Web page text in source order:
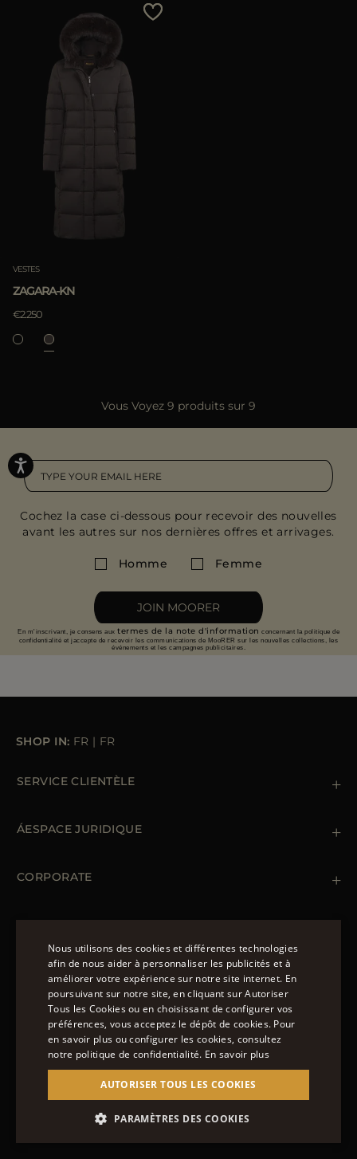
VESTES
ZAGARA-KN
€2.250
Vous Voyez 9 produits sur 9
Cochez la case ci-dessous pour recevoir des nouvelles
avant les autres sur nos dernières offres et arrivages.
Homme Femme
JOIN MOORER
En m'inscrivant, je consens aux termes de la note d'information concernant la politique de
confidentialité et jaccepte de recevoir les communications de MooRER sur les nouvelles collections, les
événements et les campagnes publicitaires.
SHOP IN: FR | FR
SERVICE CLIENTÈLE
Commandes et paiements
ÁESPACE JURIDIQUE
Gestion des cookies
Déclaration d'accessibilité
CORPORATE
MANTEAUX
Doudoune Longue Homme
Manteaux Femme
Doudoune Hiver Homme
Blouson Femme Hiver
NOUS SUIVRE
© 2022 – MOORER S.P.A – VIA XXV APRILE, 90 37014
CASTELNUOVO DEL GARDA (VR) P.I./C.F.:
IT02951700232 ISCR. REG. IMPRESE VR-297581
SITE MANAGED BY THE LEVEL GROUP S.R.L
ENGLISH
ITALIAN
FRENCH
GERMAN
CHINESE (SIMPLIFIED)
SPANISH
Nous utilisons des cookies et différentes technologies
afin de nous aider à personnaliser les publicités et à
améliorer votre expérience sur notre site internet. En
poursuivant sur notre site, en cliquant sur Autoriser
Tous les Cookies ou en choisissant de configurer vos
préférences, vous acceptez le dépôt de cookies. Pour
en savoir plus ou configurer les cookies, consultez
notre politique de confidentialité. En savoir plus
AUTORISER TOUS LES COOKIES
PARAMÈTRES DES COOKIES